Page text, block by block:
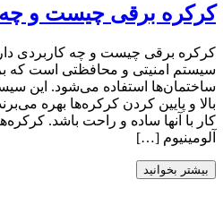
کرکره برقی چیست و چه
کرکره برقی چیست و چه کاربردی
سیستم امنیتی و محافظتی است که
ساختمان‌ها استفاده می‌شود. این
بالا و پایین کردن کرکره‌ها بهره
کار با آنها ساده و راحت باشد.
آلومینیوم […]
بیشتر بخوانید